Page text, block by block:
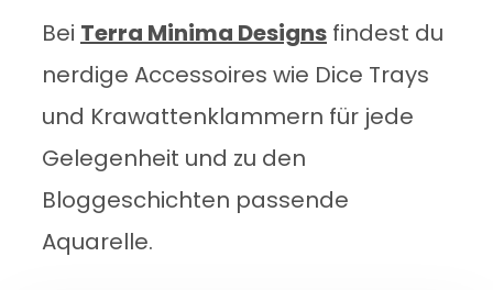
Bei Terra Minima Designs findest du
nerdige Accessoires wie Dice Trays
und Krawattenklammern für jede
Gelegenheit und zu den
Bloggeschichten passende
Aquarelle.